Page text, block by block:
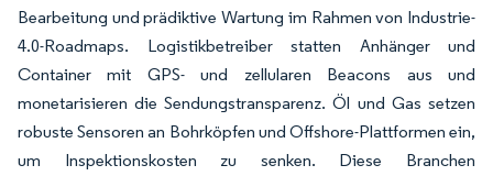
Bearbeitung und prädiktive Wartung im Rahmen von Industrie-
4.0-Roadmaps. Logistikbetreiber statten Anhänger und
Container mit GPS- und zellularen Beacons aus und
monetarisieren die Sendungstransparenz. Öl und Gas setzen
robuste Sensoren an Bohrköpfen und Offshore-Plattformen ein,
um Inspektionskosten zu senken. Diese Branchen